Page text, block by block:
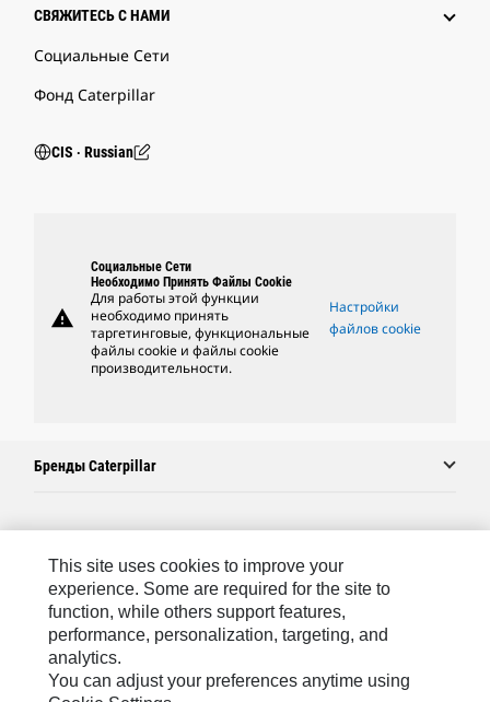
СВЯЖИТЕСЬ С НАМИ
Социальные Сети
Фонд Caterpillar
CIS ‧ Russian
warning
Социальные Сети
Необходимо Принять Файлы Cookie
Для работы этой функции
необходимо принять
таргетинговые, функциональные
файлы cookie и файлы cookie
производительности.
Настройки
файлов cookie
Бренды Caterpillar
Связаться С Caterpillar
Карта Сайта
Cookie Settings
Юридическая Информация
This site uses cookies to improve your
experience. Some are required for the site to
function, while others support features,
performance, personalization, targeting, and
analytics.
You can adjust your preferences anytime using